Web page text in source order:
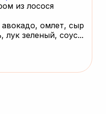
из лосося
омлет, сыр
лук зеленый, соус...